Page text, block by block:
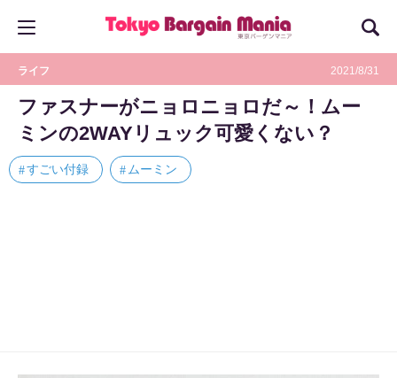
ライフ 2021/8/31
ファスナーがニョロニョロだ～！ムー
ミンの2WAYリュック可愛くない？
すごい付録 ムーミン